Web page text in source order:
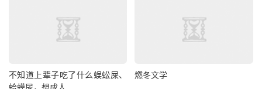
不知道上辈子吃了什么蜈蚣屎、
蛤蟆尿，想成人
燃冬文学